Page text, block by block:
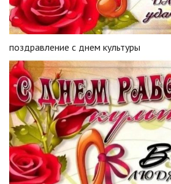
поздравление с днем культуры